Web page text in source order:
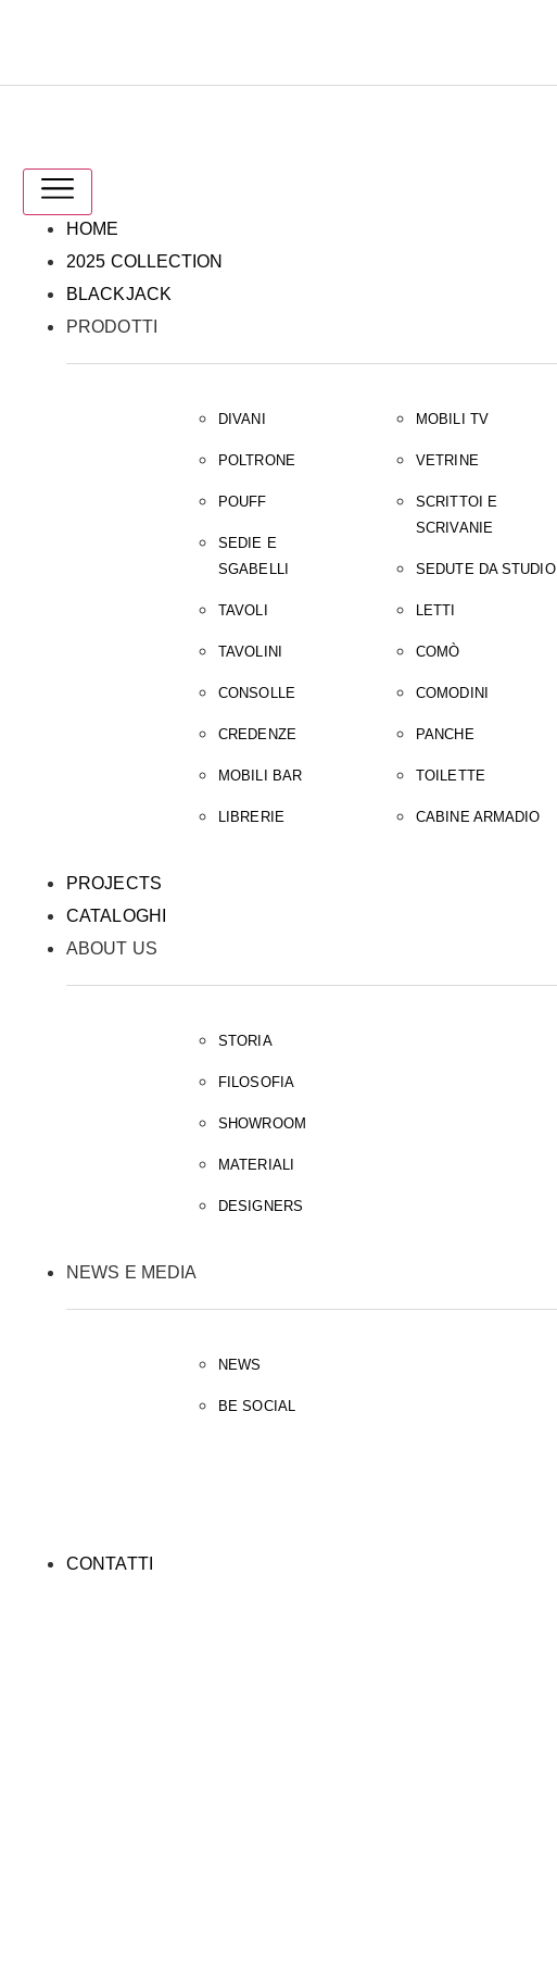
HOME
2025 COLLECTION
BLACKJACK
PRODOTTI
DIVANI
POLTRONE
POUFF
SEDIE E
SGABELLI
TAVOLI
TAVOLINI
CONSOLLE
CREDENZE
MOBILI BAR
LIBRERIE
MOBILI TV
VETRINE
SCRITTOI E
SCRIVANIE
SEDUTE DA STUDIO
LETTI
COMÒ
COMODINI
PANCHE
TOILETTE
CABINE ARMADIO
PROJECTS
CATALOGHI
ABOUT US
STORIA
FILOSOFIA
SHOWROOM
MATERIALI
DESIGNERS
NEWS E MEDIA
NEWS
BE SOCIAL
CONTATTI